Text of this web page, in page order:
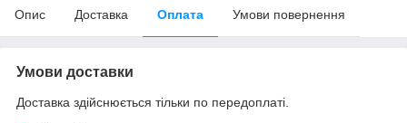
Опис Доставка Оплата Умови повернення
Умови доставки
Доставка здійснюється тільки по передоплаті.